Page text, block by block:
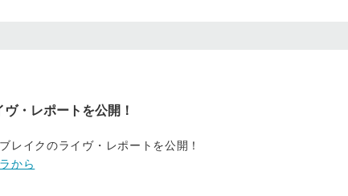
・レポートを公開！
レイクのライヴ・レポートを公開！
から